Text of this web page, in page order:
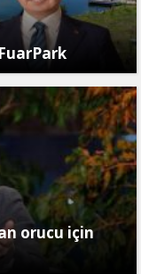
orucu için